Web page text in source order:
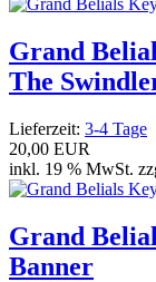
Grand
The
Lieferzeit: 3-4 Tage
20,00 EUR
inkl. 19 % MwSt.
Grand
Banner